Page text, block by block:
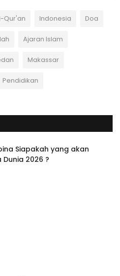
Qur'an Indonesia Doa
Ajaran Islam
Makassar
Pendidikan
Siapakah yang akan
2026 ?